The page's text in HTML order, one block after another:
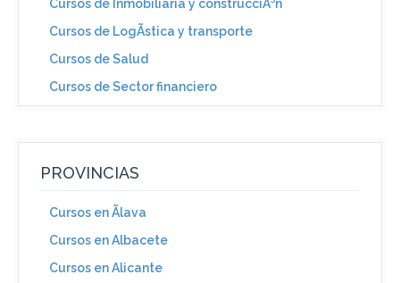
Cursos de Inmobiliaria y construcciÃ³n
Cursos de LogÃ­stica y transporte
Cursos de Salud
Cursos de Sector financiero
PROVINCIAS
Cursos en Ãlava
Cursos en Albacete
Cursos en Alicante